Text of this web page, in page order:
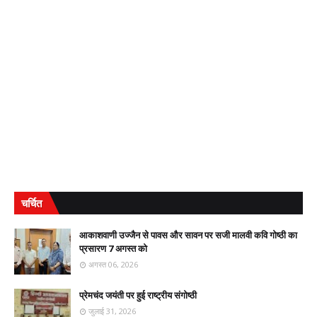
चर्चित
आकाशवाणी उज्जैन से पावस और सावन पर सजी मालवी कवि गोष्ठी का
प्रसारण 7 अगस्त को
अगस्त 06, 2026
प्रेमचंद जयंती पर हुई राष्ट्रीय संगोष्ठी
जुलाई 31, 2026